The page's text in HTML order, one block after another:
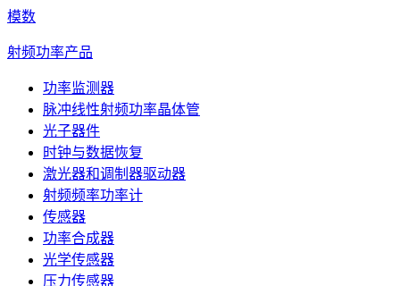
模数
射频功率产品
功率监测器
脉冲线性射频功率晶体管
光子器件
时钟与数据恢复
激光器和调制器驱动器
射频频率功率计
传感器
功率合成器
光学传感器
压力传感器